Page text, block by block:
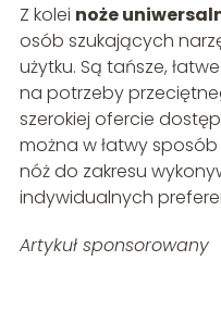
Z kolei noże
osób szukających
użytku. Są tańsze,
na potrzeby
szerokiej ofercie
można w łatwy
nóż do zakresu
indywidualnych
Artykuł sponsorowany